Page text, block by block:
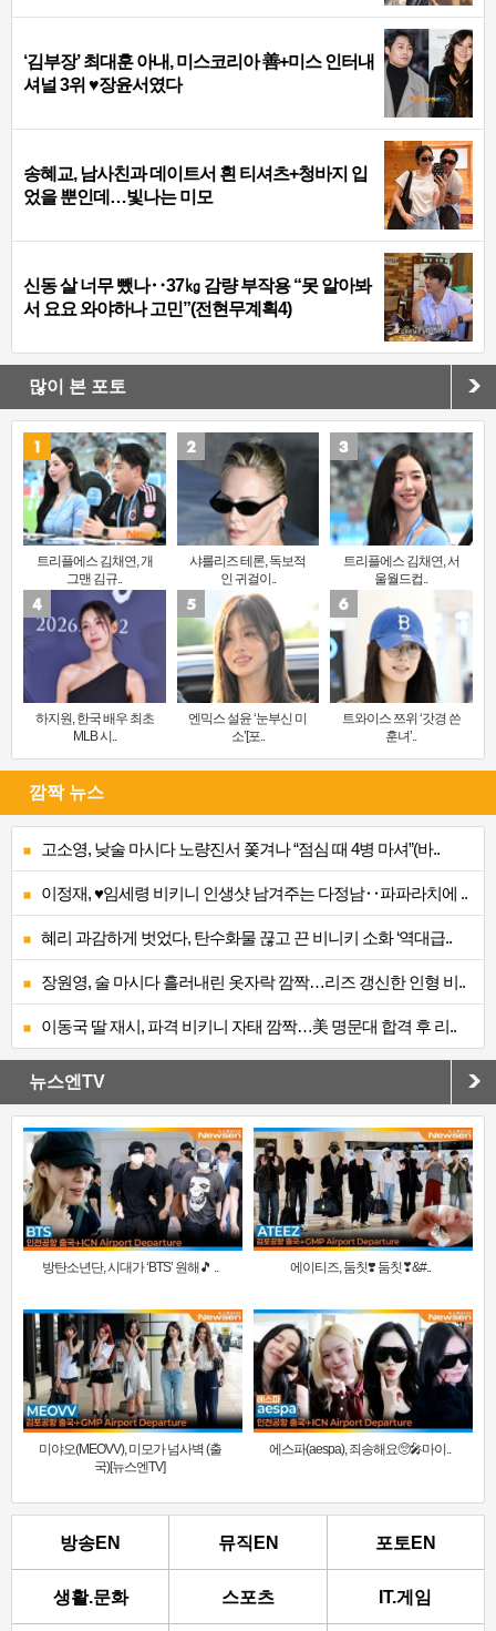
‘김부장’ 최대훈 아내, 미스코리아 善+미스 인터내
셔널 3위 ♥장윤서였다
송혜교, 남사친과 데이트서 흰 티셔츠+청바지 입
었을 뿐인데…빛나는 미모
신동 살 너무 뺐나‥37㎏ 감량 부작용 “못 알아봐
서 요요 와야하나 고민”(전현무계획4)
많이 본 포토
트리플에스 김채연, 개
그맨 김규..
샤를리즈 테론, 독보적
인 귀걸이..
트리플에스 김채연, 서
울월드컵..
하지원, 한국 배우 최초
MLB 시..
엔믹스 설윤 ‘눈부신 미
소’[포..
트와이스 쯔위 ‘갓경 쓴
훈녀’..
깜짝 뉴스
고소영, 낮술 마시다 노량진서 쫓겨나 “점심 때 4병 마셔”(바..
이정재, ♥임세령 비키니 인생샷 남겨주는 다정남‥파파라치에 ..
혜리 과감하게 벗었다, 탄수화물 끊고 끈 비니키 소화 ‘역대급..
장원영, 술 마시다 흘러내린 옷자락 깜짝…리즈 갱신한 인형 비..
이동국 딸 재시, 파격 비키니 자태 깜짝…美 명문대 합격 후 리..
뉴스엔TV
방탄소년단, 시대가 ‘BTS’ 원해🎵 .. 에이티즈, 둠칫❣️ 둠칫❣&#..
미야오(MEOVV), 미모가 넘사벽 (출
국)[뉴스엔TV]
에스파(aespa), 죄송해요🥺🎤마이..
방송EN 뮤직EN 포토EN
생활.문화 스포츠 IT.게임